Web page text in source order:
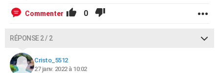
Commenter 0
RÉPONSE 2 / 2
Cristo_5512
27 janv. 2022 à 10:02